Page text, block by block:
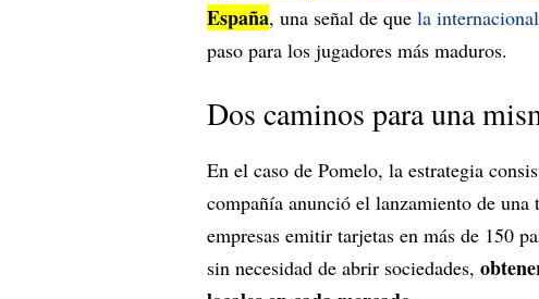
España, una señal de que la
paso para los jugadores más maduros.
Dos caminos para una
En el caso de Pomelo, la estrategia
compañía anunció el lanzamiento de
empresas emitir tarjetas en más de 150
sin necesidad de abrir sociedades,